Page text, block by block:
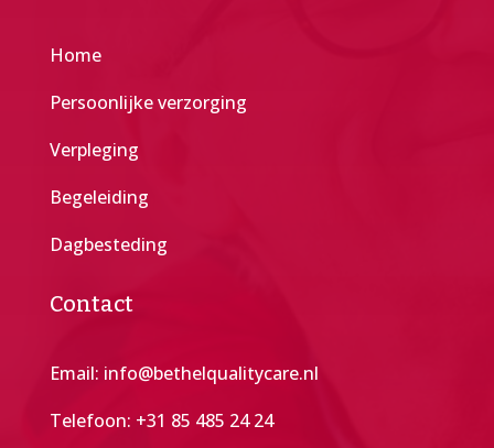
Home
Persoonlijke verzorging
Verpleging
Begeleiding
Dagbesteding
Contact
Email: info@bethelqualitycare.nl
Telefoon: +31 85 485 24 24